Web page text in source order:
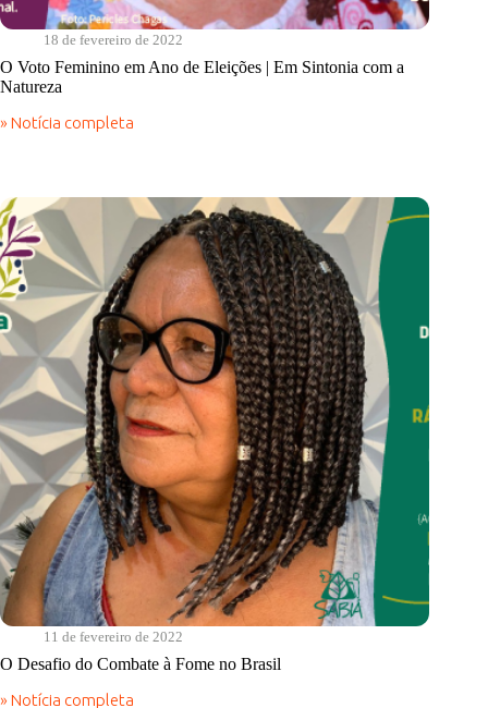
18 de fevereiro de 2022
O Voto Feminino em Ano de Eleições | Em Sintonia com a
Natureza
» Notícia completa
O
Ano
de
Eleições
|
Em
Sintonia
com
a
Natureza
11 de fevereiro de 2022
O Desafio do Combate à Fome no Brasil
» Notícia completa